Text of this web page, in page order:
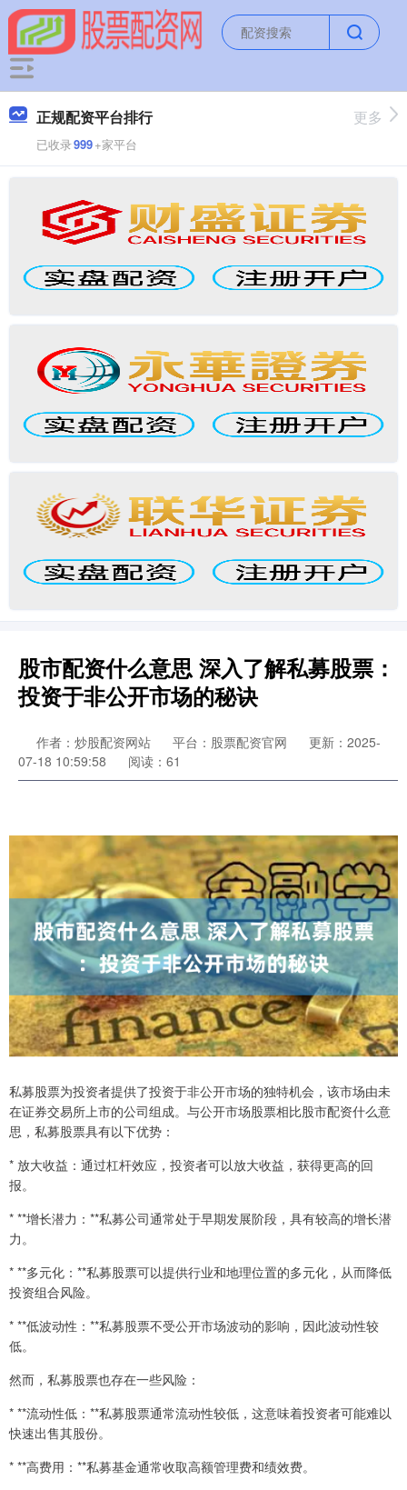
正规配资平台排行
已收录999+家平台
更多
股市配资什么意思 深入了解私募股票：
投资于非公开市场的秘诀
作者：炒股配资网站 平台：股票配资官网
更新：2025-
07-18 10:59:58
阅读：61
私募股票为投资者提供了投资于非公开市场的独特机会，该市场由未
在证券交易所上市的公司组成。与公开市场股票相比股市配资什么意
思，私募股票具有以下优势：
* 放大收益：通过杠杆效应，投资者可以放大收益，获得更高的回
报。
* **增长潜力：**私募公司通常处于早期发展阶段，具有较高的增长潜
力。
* **多元化：**私募股票可以提供行业和地理位置的多元化，从而降低
投资组合风险。
* **低波动性：**私募股票不受公开市场波动的影响，因此波动性较
低。
然而，私募股票也存在一些风险：
* **流动性低：**私募股票通常流动性较低，这意味着投资者可能难以
快速出售其股份。
* **高费用：**私募基金通常收取高额管理费和绩效费。